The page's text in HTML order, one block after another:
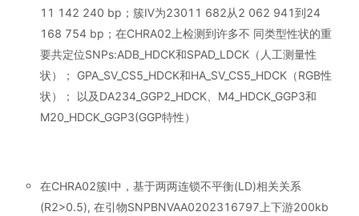
11 142 240 bp；簇Ⅳ为23011 682从2 062 941到24
168 754 bp；在CHRA02上检测到许多不 同类型性状的重
要共定位SNPs:ADB_HDCK和SPAD_LDCK（人工测量性
状）； GPA_SV_CS5_HDCK和HA_SV_CS5_HDCK（RGB性
状）； 以及DA234_GGP2_HDCK、M4_HDCK_GGP3和
M20_HDCK_GGP3(GGP特性）
在CHRA02簇I中，基于两两连锁不平衡(LD)相关关系
(R2>0.5), 在引物SNPBNVAA0202316797上下游200kb